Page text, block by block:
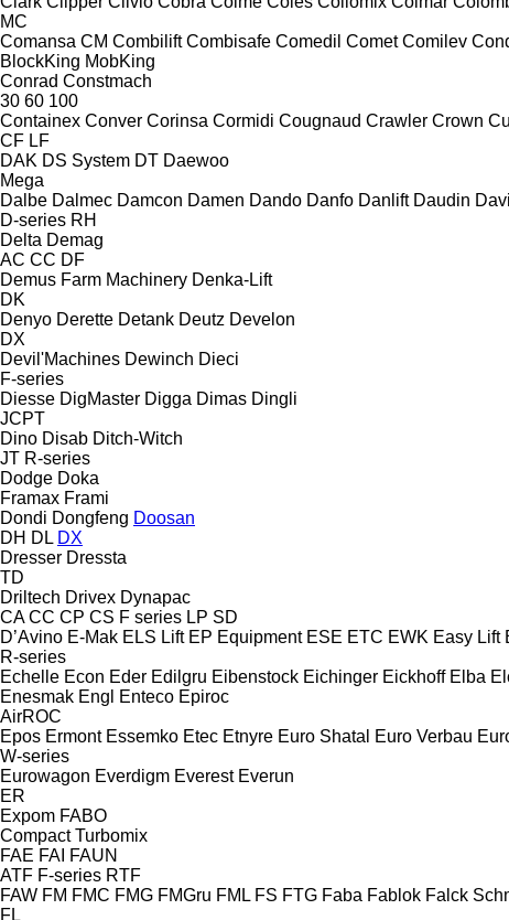
MC
Comansa CM Combilift Combisafe Comedil Comet Comilev
BlockKing MobKing
Conrad Constmach
30 60 100
Containex Conver Corinsa Cormidi Cougnaud Crawler Crown
CF LF
DAK DS System DT Daewoo
Mega
Dalbe Dalmec Damcon Damen Dando Danfo Danlift Daudin
D-series RH
Delta Demag
AC CC DF
Demus Farm Machinery Denka-Lift
DK
Denyo Derette Detank Deutz Develon
DX
Devil'Machines Dewinch Dieci
F-series
Diesse DigMaster Digga Dimas Dingli
JCPT
Dino Disab Ditch-Witch
JT R-series
Dodge Doka
Framax Frami
Dondi Dongfeng Doosan
DH DL DX
Dresser Dressta
TD
Driltech Drivex Dynapac
CA CC CP CS F series LP SD
D’Avino E-Mak ELS Lift EP Equipment ESE ETC EWK Easy Lift
R-series
Echelle Econ Eder Edilgru Eibenstock Eichinger Eickhoff Elba
Enesmak Engl Enteco Epiroc
AirROC
Epos Ermont Essemko Etec Etnyre Euro Shatal Euro Verbau
W-series
Eurowagon Everdigm Everest Everun
ER
Expom FABO
Compact Turbomix
FAE FAI FAUN
ATF F-series RTF
FAW FM FMC FMG FMGru FML FS FTG Faba Fablok Falck
FL